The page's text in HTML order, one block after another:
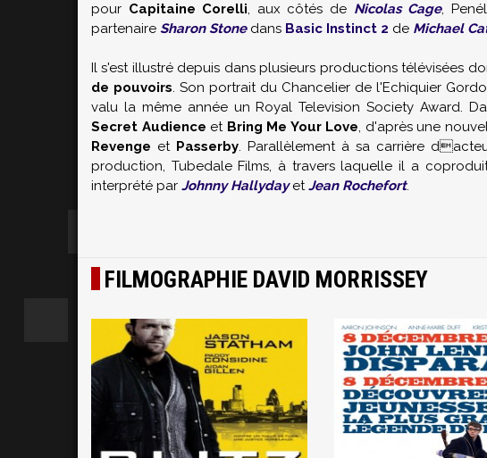
pour Capitaine Corelli, aux côtés de Nicolas Cage,
partenaire Sharon Stonedans Basic Instinct 2 de Michael
Il s'est illustré depuis dans plusieurs productions télévisées
de pouvoirs. Son portrait du Chancelier de l'Echiquier
valu la même année un Royal Television Society Award.
Secret Audience et Bring Me Your Love, d'après une
Revenge et Passerby. Parallèlement à sa carrière
production, Tubedale Films, à travers laquelle il a
interprété par Johnny HallydayetJean Rochefort.
FILMOGRAPHIE DAVID MORRISSEY